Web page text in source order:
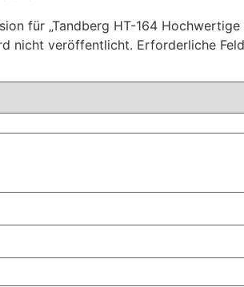
für „Tandberg HT-164
nicht veröffentlicht. Erforderliche